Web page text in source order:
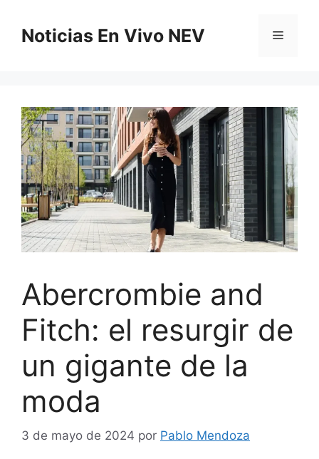
contenido
Noticias En Vivo NEV Menú
Abercrombie and
Fitch: el resurgir de
un gigante de la
moda
3 de mayo de 2024 por Pablo Mendoza